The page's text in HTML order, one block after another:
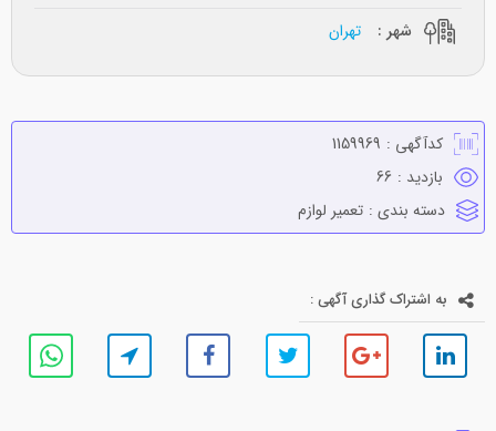
شهر :
تهران
کدآگهی : 1159969
بازدید : 66
دسته بندی : تعمير لوازم
به اشتراک گذاری آگهی :